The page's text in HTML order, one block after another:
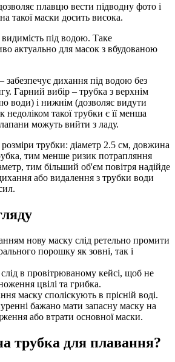
плавцю вести підводну фото і
такої маски досить висока.
під водою. Таке
актуально для масок з вбудованою
– забезпечує дихання під водою без
Гарний вибір – трубка з верхнім
води) і нижнім (дозволяє видути
такої трубки є її менша
можуть вийти з ладу.
трубки: діаметр 2.5 см, довжина
тим менше ризик потрапляння
тим більший об'єм повітря надійде
або видалення з трубки води
нову маску слід ретельно промити
порошку як зовні, так і
слід в провітрюваному кейсі, щоб не
цвілі та грибка.
маску споліскують в прісній воді.
бажано мати запасну маску на
або втрати основної маски.
трубка для плавання?